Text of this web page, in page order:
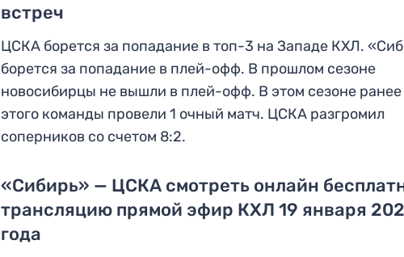
встреч
ЦСКА борется за попадание в топ-3 на Западе КХЛ.
борется за попадание в плей-офф. В прошлом сезоне
новосибирцы не вышли в плей-офф. В этом сезоне ранее
этого команды провели 1 очный матч. ЦСКА разгромил
соперников со счетом 8:2.
«Сибирь» — ЦСКА смотреть онлайн
трансляцию прямой эфир КХЛ 19 января
года